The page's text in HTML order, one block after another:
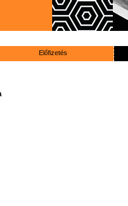
Előfizetés